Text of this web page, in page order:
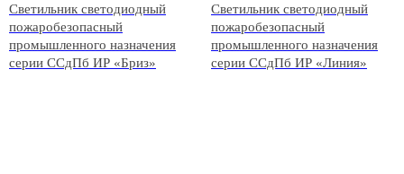
Светильник светодиодный
пожаробезопасный
промышленного назначения
серии ССдПб ИР «Бриз»
Светильник светодиодный
пожаробезопасный
промышленного назначения
серии ССдПб ИР «Линия»